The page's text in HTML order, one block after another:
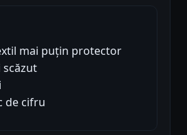
mai puțin protector
scăzut
de cifru